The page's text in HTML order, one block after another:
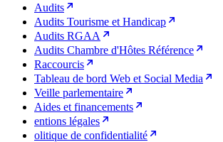
Audits
Audits Tourisme et Handicap
Audits RGAA
Audits Chambre d'Hôtes Référence
Raccourcis
Tableau de bord Web et Social Media
Veille parlementaire
Aides et financements
entions légales
olitique de confidentialité